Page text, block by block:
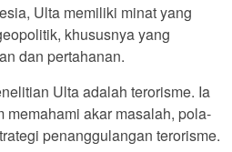
Ulta memiliki minat yang
khususnya yang
dan pertahanan.
Ulta adalah terorisme. Ia
memahami akar masalah, pola-
penanggulangan terorisme.